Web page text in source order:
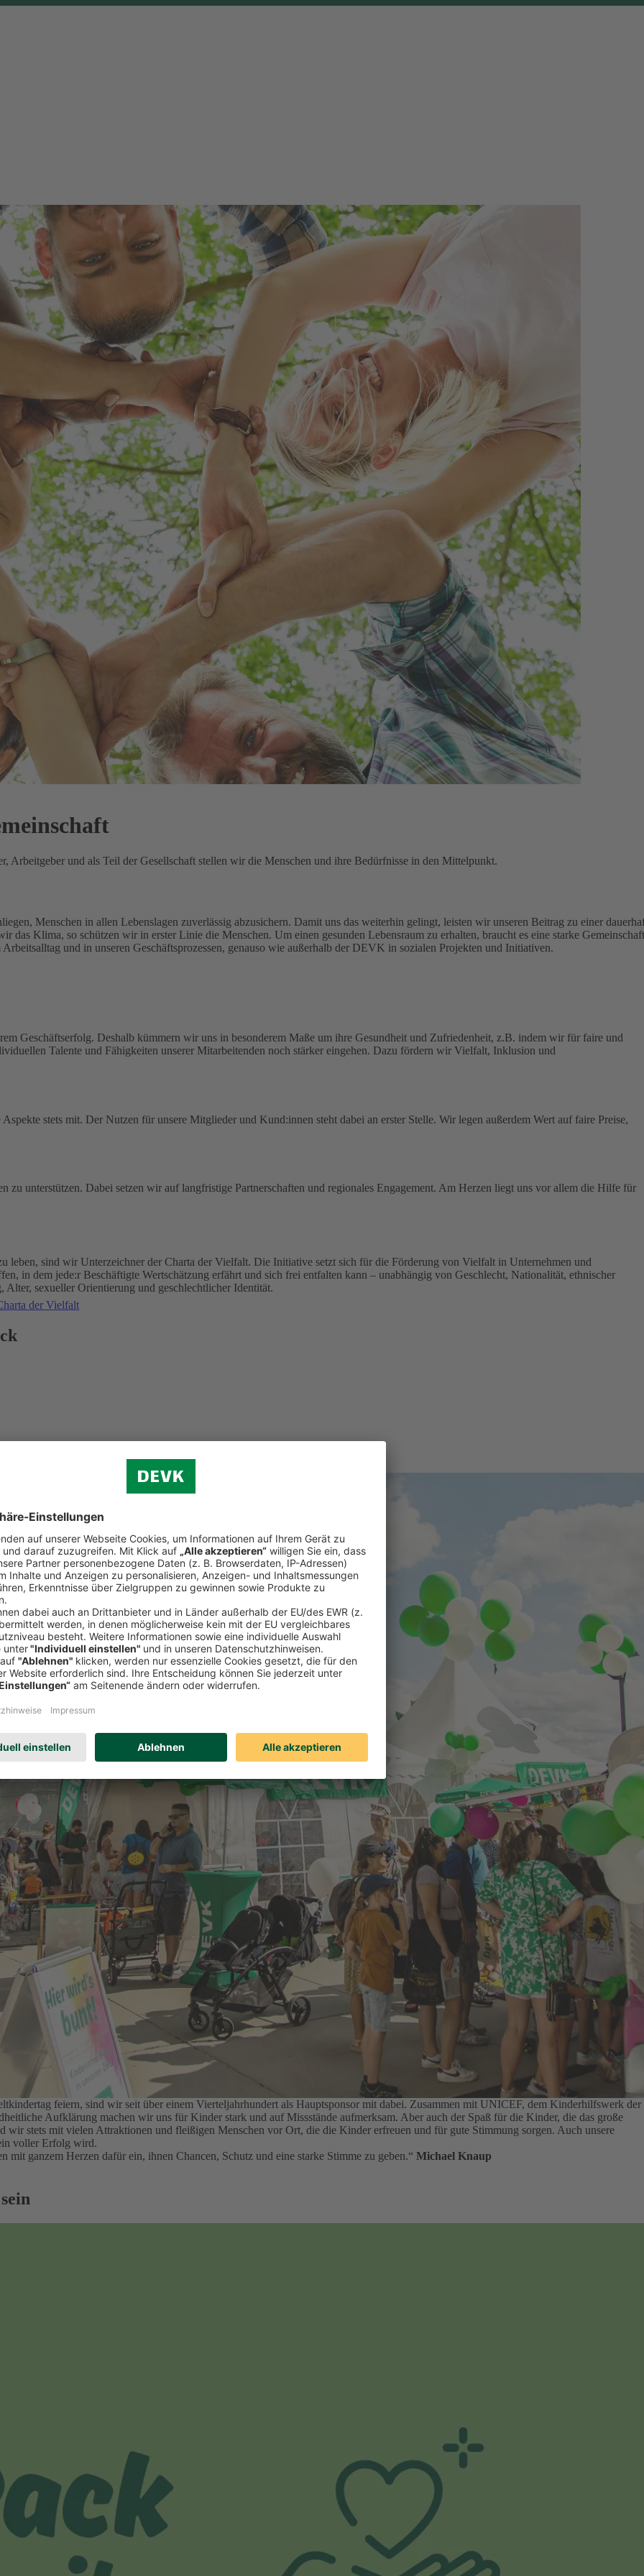
Arbeitgeber und als Teil der Gesellschaft stellen wir die Menschen und ihre Bedürfnisse in den Mittelpunkt.
Menschen in allen Lebenslagen zuverlässig abzusichern. Damit uns das weiterhin gelingt, leisten wir unseren Beitrag zu einer
das Klima, so schützen wir in erster Linie die Menschen. Um einen gesunden Lebensraum zu erhalten, braucht es eine starke
und in unseren Geschäftsprozessen, genauso wie außerhalb der DEVK in sozialen Projekten und Initiativen.
Geschäftserfolg. Deshalb kümmern wir uns in besonderem Maße um ihre Gesundheit und Zufriedenheit, z.B. indem wir für faire und
Talente und Fähigkeiten unserer Mitarbeitenden noch stärker eingehen. Dazu fördern wir Vielfalt, Inklusion und
stets mit. Der Nutzen für unsere Mitglieder und Kund:innen steht dabei an erster Stelle. Wir legen außerdem Wert auf faire Preise,
zu unterstützen. Dabei setzen wir auf langfristige Partnerschaften und regionales Engagement. Am Herzen liegt uns vor allem die Hilfe für
leben, sind wir Unterzeichner der Charta der Vielfalt. Die Initiative setzt sich für die Förderung von Vielfalt in Unternehmen und
in dem jede:r Beschäftigte Wertschätzung erfährt und sich frei entfalten kann – unabhängig von Geschlecht, Nationalität, ethnischer
sexueller Orientierung und geschlechtlicher Identität.
der Vielfalt
Weltkindertag
feiern, sind wir seit über einem Vierteljahrhundert als Hauptsponsor mit dabei. Zusammen mit UNICEF, dem Kinderhilfswerk der
Aufklärung machen wir uns für Kinder stark und auf Missstände aufmerksam. Aber auch der Spaß für die Kinder, die das große
wir stets mit vielen Attraktionen und fleißigen Menschen vor Ort, die die Kinder erfreuen und für gute Stimmung sorgen. Auch unsere
voller Erfolg wird.
mit ganzem Herzen dafür ein, ihnen Chancen, Schutz und eine starke Stimme zu geben.“ Michael Knaup